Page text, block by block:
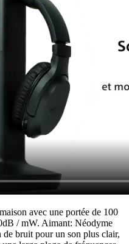
avec une portée de 100
/ mW. Aimant: Néodyme
de bruit pour un son plus clair,